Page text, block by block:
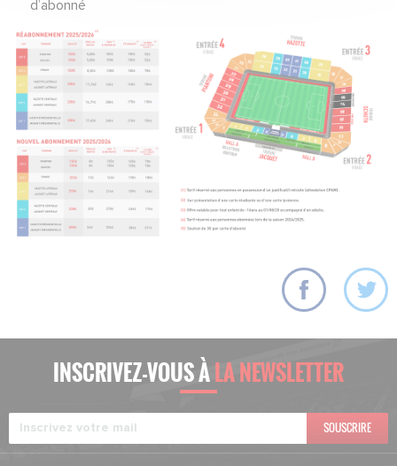
d’abonné
INSCRIVEZ-VOUS ÀLA NEWSLETTER
SOUSCRIRE